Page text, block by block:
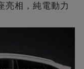
亮相，純電動力